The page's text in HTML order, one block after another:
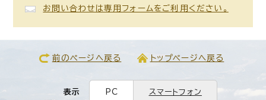
お問い合わせは専用フォームをご利用ください。
前のページへ戻る トップページへ戻る
表示 PC スマートフォン